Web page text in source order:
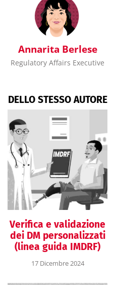
Annarita Berlese
Regulatory Affairs Executive
DELLO STESSO AUTORE
Verifica e validazione
dei DM personalizzati
(linea guida IMDRF)
17 Dicembre 2024